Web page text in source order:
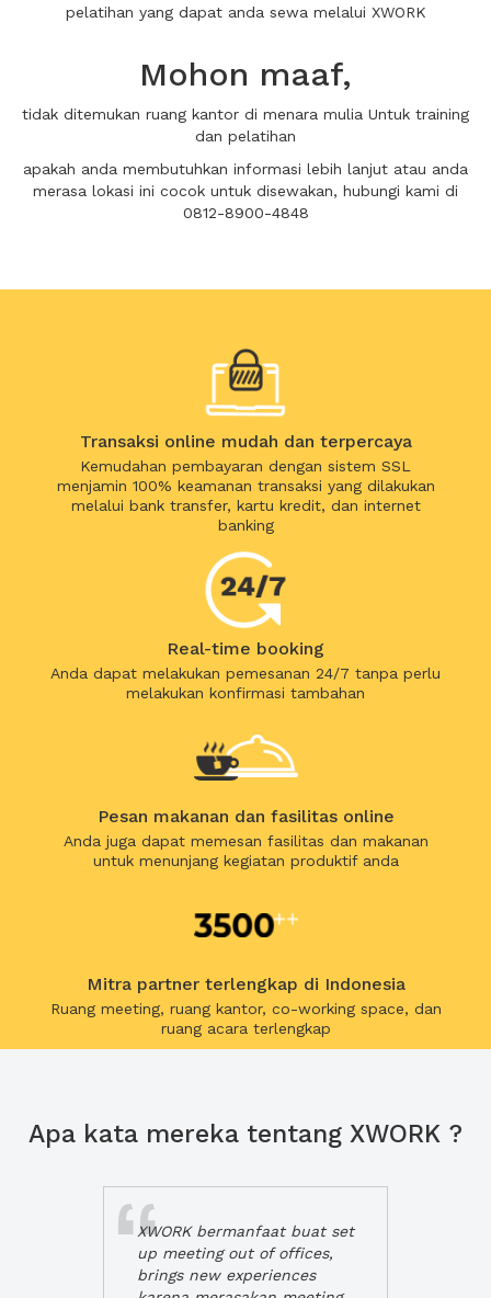
pelatihan yang dapat anda sewa melalui XWORK
Mohon maaf,
tidak ditemukan ruang kantor di menara mulia Untuk training
dan pelatihan
apakah anda membutuhkan informasi lebih lanjut atau anda
merasa lokasi ini cocok untuk disewakan, hubungi kami di
0812-8900-4848
Transaksi online mudah dan terpercaya
Kemudahan pembayaran dengan sistem SSL
menjamin 100% keamanan transaksi yang dilakukan
melalui bank transfer, kartu kredit, dan internet
banking
Real-time booking
Anda dapat melakukan pemesanan 24/7 tanpa perlu
melakukan konfirmasi tambahan
Pesan makanan dan fasilitas online
Anda juga dapat memesan fasilitas dan makanan
untuk menunjang kegiatan produktif anda
Mitra partner terlengkap di Indonesia
Ruang meeting, ruang kantor, co-working space, dan
ruang acara terlengkap
Apa kata mereka tentang XWORK ?
XWORK bermanfaat buat set
up meeting out of offices,
brings new experiences